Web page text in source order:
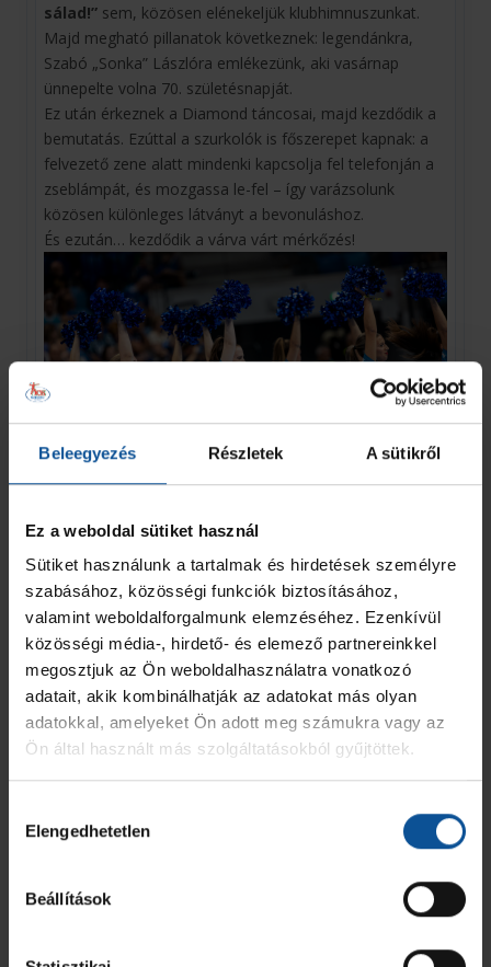
Beleegyezés Részletek A sütikről
Ez a weboldal sütiket használ
Sütiket használunk a tartalmak és hirdetések személyre
szabásához, közösségi funkciók biztosításához,
valamint weboldalforgalmunk elemzéséhez. Ezenkívül
közösségi média-, hirdető- és elemező partnereinkkel
megosztjuk az Ön weboldalhasználatra vonatkozó
adatait, akik kombinálhatják az adatokat más olyan
adatokkal, amelyeket Ön adott meg számukra vagy az
Ön által használt más szolgáltatásokból gyűjtöttek.
kiválasztása
Elengedhetetlen
Beállítások
sálad!” sem, közösen elénekeljük klubhimnuszunkat.
Majd megható pillanatok következnek: legendánkra,
Szabó „Sonka” Lászlóra emlékezünk, aki vasárnap
ünnepelte volna 70. születésnapját.
Ez után érkeznek a Diamond táncosai, majd kezdődik a
bemutatás. Ezúttal a szurkolók is főszerepet kapnak: a
felvezető zene alatt mindenki kapcsolja fel telefonján a
zseblámpát, és mozgassa le-fel – így varázsolunk
közösen különleges látványt a bevonuláshoz.
És ezután… kezdődik a várva várt mérkőzés!
12:16 Meccskeretünk